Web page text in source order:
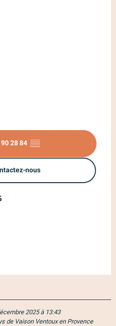
28 84 ▒▒
nous
2025 à 13:43
de Vaison Ventoux en Provence